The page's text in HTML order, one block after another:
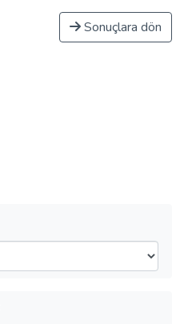
Sonuçlara dön